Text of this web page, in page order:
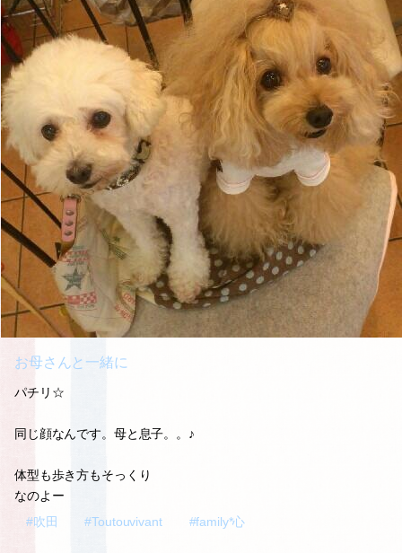
お母さんと一緒に
パチリ☆
同じ顔なんです。母と息子。。♪
体型も歩き方もそっくり
なのよー
#吹田
#Toutouvivant #family*心